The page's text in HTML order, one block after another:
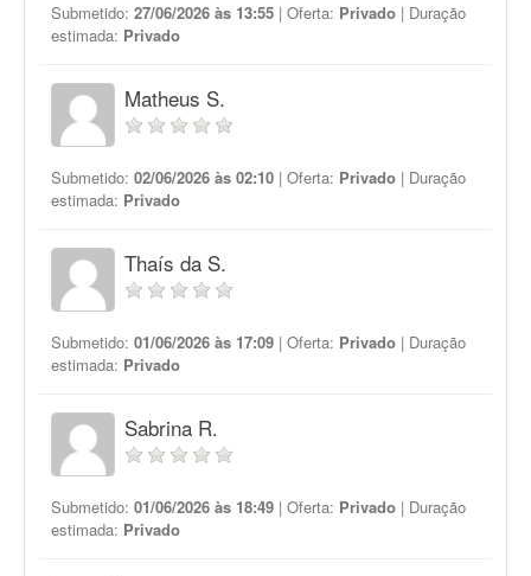
Submetido: 27/06/2026 às 13:55 | Oferta: Privado | Duração
estimada: Privado
Matheus S.
Submetido: 02/06/2026 às 02:10 | Oferta: Privado | Duração
estimada: Privado
Thaís da S.
Submetido: 01/06/2026 às 17:09 | Oferta: Privado | Duração
estimada: Privado
Sabrina R.
Submetido: 01/06/2026 às 18:49 | Oferta: Privado | Duração
estimada: Privado